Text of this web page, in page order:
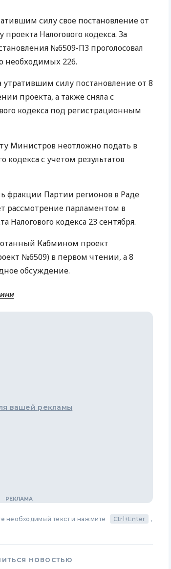
КЕШБЭКА
БАНКОВСКИМ КАРТАМ
силу свое постановление от
Налогового кодекса. За
№6509-П3 проголосовал
необходимых 226.
силу постановление от 8
проекта, а также сняла с
кодекса под регистрационным
Министров неотложно подать в
кодекса с учетом результатов
фракции Партии регионов в Раде
рассмотрение парламентом в
Налогового кодекса 23 сентября.
Кабмином проект
№6509) в первом чтении, а 8
обсуждение.
вашей рекламы
необходимый текст и нажмите Ctrl+Enter
,
НОВОСТЬЮ